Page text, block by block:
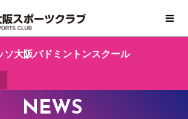
MENU
ソ大阪バドミントンスクール
NEWS